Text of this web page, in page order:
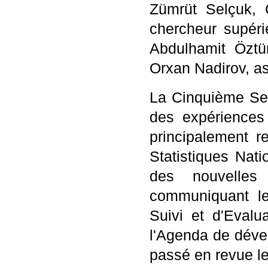
Zümrüt Selçuk,
chercheur
Abdulhamit
Orxan Nadirov,
La Cinquième
des
principalement
Statistiques
des
communiquant
Suivi et
l'Agenda de
passé en revue